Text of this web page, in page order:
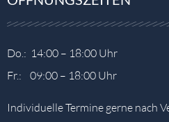
Do.: 14:00 – 18:00 Uhr
Fr.: 09:00 – 18:00 Uhr
Individuelle Termine gerne nach